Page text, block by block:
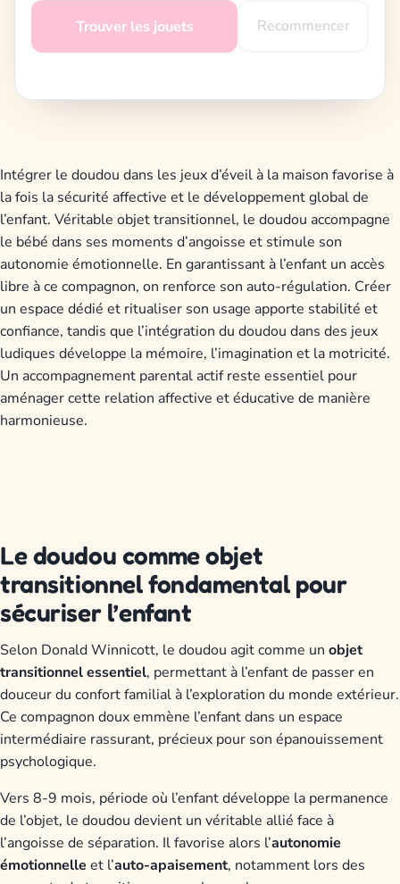
Trouver les jouets Recommencer
Intégrer le doudou dans les jeux d’éveil à la maison favorise à
la fois la sécurité affective et le développement global de
l’enfant. Véritable objet transitionnel, le doudou accompagne
le bébé dans ses moments d’angoisse et stimule son
autonomie émotionnelle. En garantissant à l’enfant un accès
libre à ce compagnon, on renforce son auto-régulation. Créer
un espace dédié et ritualiser son usage apporte stabilité et
confiance, tandis que l’intégration du doudou dans des jeux
ludiques développe la mémoire, l’imagination et la motricité.
Un accompagnement parental actif reste essentiel pour
aménager cette relation affective et éducative de manière
harmonieuse.
Le doudou comme objet
transitionnel fondamental pour
sécuriser l’enfant
Selon Donald Winnicott, le doudou agit comme un objet
transitionnel essentiel, permettant à l’enfant de passer en
douceur du confort familial à l’exploration du monde extérieur.
Ce compagnon doux emmène l’enfant dans un espace
intermédiaire rassurant, précieux pour son épanouissement
psychologique.
Vers 8-9 mois, période où l’enfant développe la permanence
de l’objet, le doudou devient un véritable allié face à
l’angoisse de séparation. Il favorise alors l’autonomie
émotionnelle et l’auto-apaisement, notamment lors des